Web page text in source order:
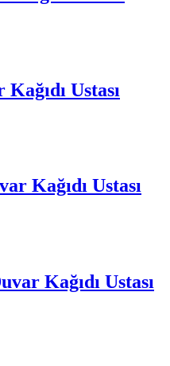
Ustası
Kağıdı Ustası
Kağıdı Ustası